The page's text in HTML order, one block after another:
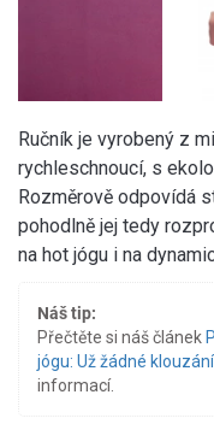
Ručník je vyrobený z
rychleschnoucí, s
Rozměrově odpovídá
pohodlně jej tedy
na hot jógu i na
Náš tip:
Přečtěte si náš článek
jógu: Už žádné
informací.